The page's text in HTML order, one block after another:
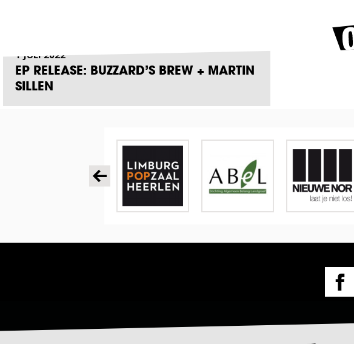
1 JULI 2022
EP RELEASE: BUZZARD’S BREW + MARTIN
SILLEN